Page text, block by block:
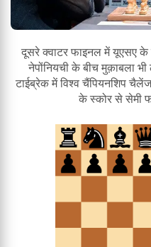
दूसरे क्वाटर फाइनल में यूएसए
नेपोंनियची के बीच मुक़ाबला भी
टाईब्रेक में विश्व चैंपियनशिप
के स्कोर से सेमी